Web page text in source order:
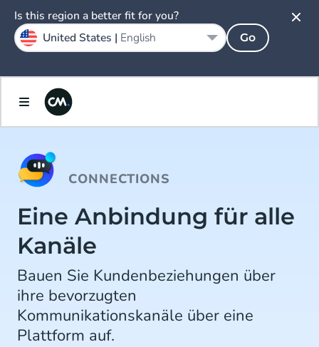
CONNECTIONS
Eine Anbindung für alle
Kanäle
Bauen Sie Kundenbeziehungen über
ihre bevorzugten
Kommunikationskanäle über eine
Plattform auf.
Is this region a better fit for you?
United States | English Go